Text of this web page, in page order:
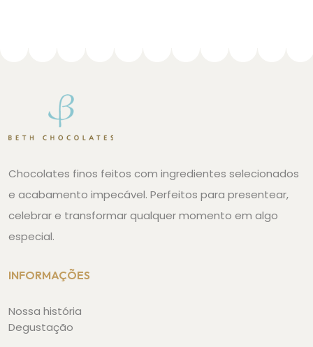
Chocolates finos feitos com ingredientes selecionados
e acabamento impecável. Perfeitos para presentear,
celebrar e transformar qualquer momento em algo
especial.
INFORMAÇÕES
Nossa história
Degustação